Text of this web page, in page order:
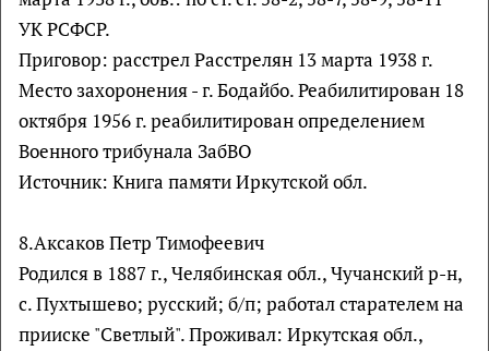
УК РСФСР.
Приговор: расстрел Расстрелян 13 марта 1938 г.
Место захоронения - г. Бодайбо. Реабилитирован 18
октября 1956 г. реабилитирован определением
Военного трибунала ЗабВО
Источник: Книга памяти Иркутской обл.
8.Аксаков Петр Тимофеевич
Родился в 1887 г., Челябинская обл., Чучанский р-н,
с. Пухтышево; русский; б/п; работал старателем на
прииске "Светлый". Проживал: Иркутская обл.,